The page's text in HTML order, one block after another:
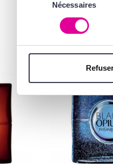
consentement
Nécessaires